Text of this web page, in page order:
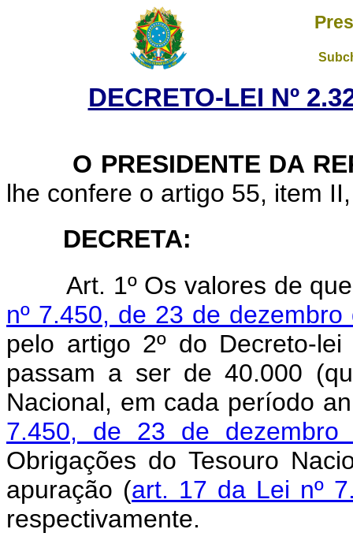
DECRETO-LEI Nº
O PRESIDENTE DA
lhe confere o artigo 55, item
DECRETA:
Art. 1º Os valores de
nº 7.450, de 23 de dezembro
pelo artigo 2º do Decreto-
passam a ser de 40.000
Nacional, em cada período
7.450, de 23 de dezembro
Obrigações do Tesouro
apuração (art. 17 da Lei nº
respectivamente.